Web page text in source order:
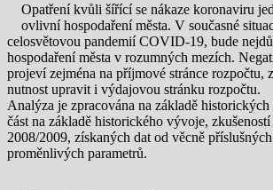
Opatření kvůli šířící se nákaze koronaviru
ovlivní hospodaření města. V současné
celosvětovou pandemií COVID-19, bude
hospodaření města v rozumných mezích.
projeví zejména na příjmové stránce rozpočtu,
nutnost upravit i výdajovou stránku rozpočtu.
Analýza je zpracována na základě
část na základě historického vývoje, zkušeností
2008/2009, získaných dat od věcně
proměnlivých parametrů.